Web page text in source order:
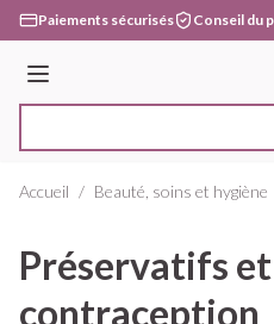
Aller au contenu
Paiements sécurisés Conseil du
Menu
Accueil / Beauté, soins et hygiène
Préservatifs et
contraception